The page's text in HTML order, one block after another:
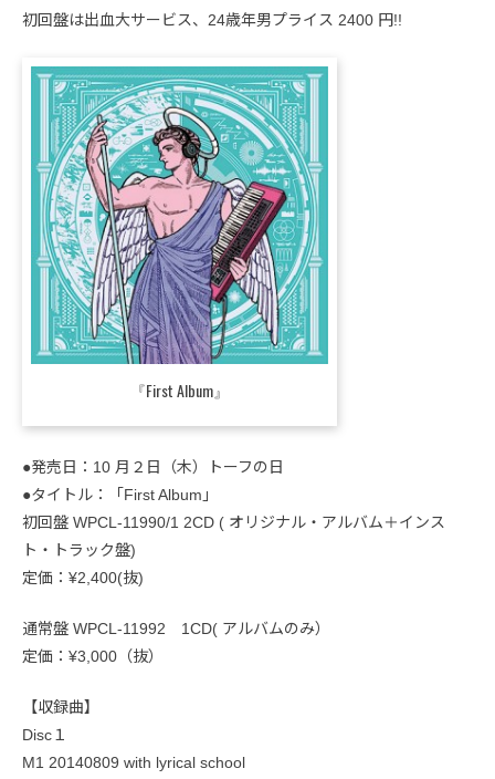
初回盤は出血大サービス、24歳年男プライス 2400 円!!
『First Album』
●発売日：10 月２日（木）トーフの日
●タイトル：「First Album」
初回盤 WPCL-11990/1 2CD ( オリジナル・アルバム＋インス
ト・トラック盤)
定価：¥2,400(抜)
通常盤 WPCL-11992 1CD( アルバムのみ）
定価：¥3,000（抜）
【収録曲】
Disc１
M1 20140809 with lyrical school